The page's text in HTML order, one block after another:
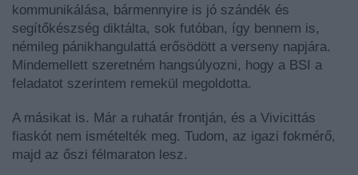
kommunikálása, bármennyire is jó szándék és
segítőkészség diktálta, sok futóban, így bennem is,
némileg pánikhangulattá erősödött a verseny napjára.
Mindemellett szeretném hangsúlyozni, hogy a BSI a
feladatot szerintem remekül megoldotta.
A másikat is. Már a ruhatár frontján, és a Vivicittás
fiaskót nem ismételték meg. Tudom, az igazi fokmérő,
majd az őszi félmaraton lesz.